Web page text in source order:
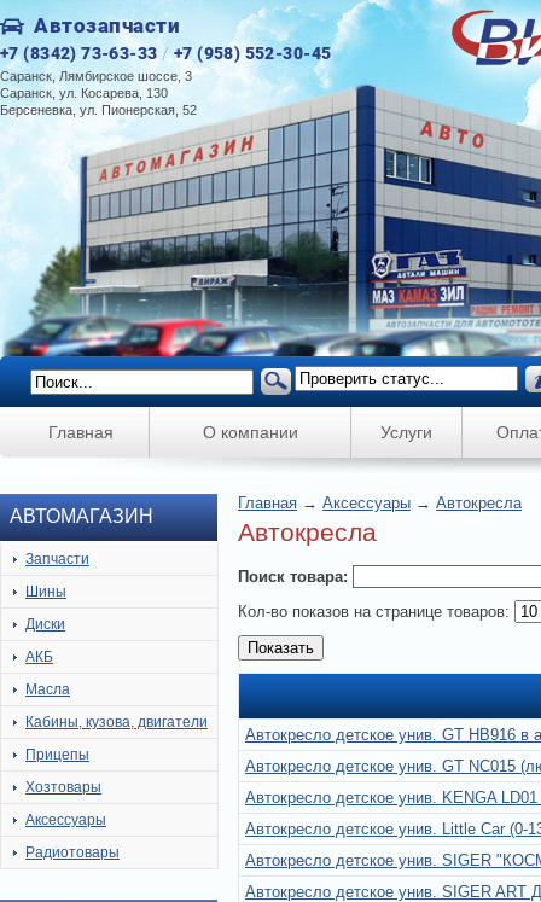
Автозапчасти
+7 (8342) 73-63-33 /+7 (958) 552-30-45
Саранск, Лямбирское шоссе, 3
Саранск, ул. Косарева, 130
Берсеневка, ул. Пионерская, 52
Главная О компании Услуги
АВТОМАГАЗИН
Запчасти
Шины
Диски
АКБ
Масла
Кабины, кузова, двигатели
Прицепы
Хозтовары
Аксессуары
Радиотовары
Главная → Аксессуары → Автокресла
Автокресла
Поиск товара:
Кол-во показов на странице товаров:
Автокресло детское унив. GT HB916 в
Автокресло детское унив. GT NC015
Автокресло детское унив. KENGA
Автокресло детское унив. Little Car (0-
Автокресло детское унив. SIGER
Автокресло детское унив. SIGER ART